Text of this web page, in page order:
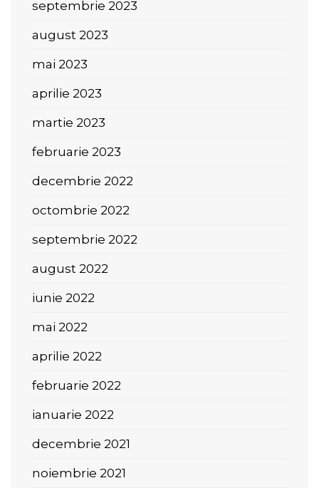
septembrie 2023
august 2023
mai 2023
aprilie 2023
martie 2023
februarie 2023
decembrie 2022
octombrie 2022
septembrie 2022
august 2022
iunie 2022
mai 2022
aprilie 2022
februarie 2022
ianuarie 2022
decembrie 2021
noiembrie 2021